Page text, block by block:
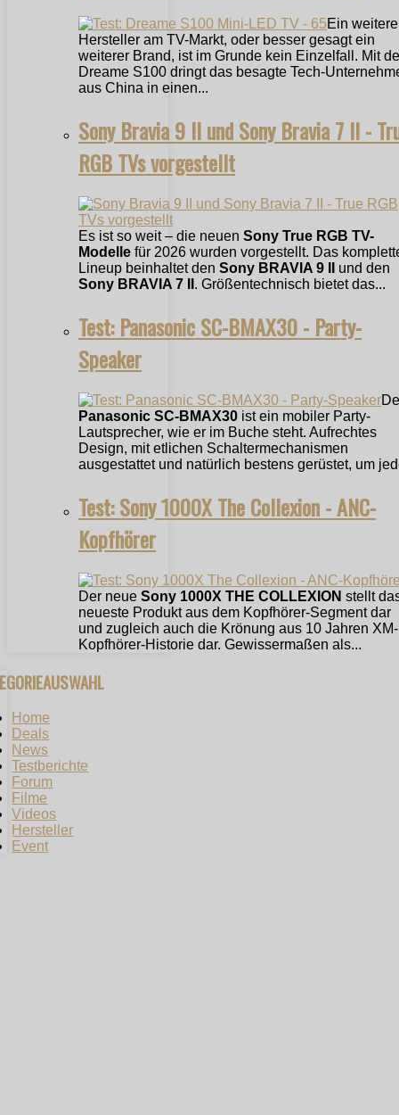
Ein
Hersteller am TV-Markt, oder besser gesagt ein
weiterer Brand, ist im Grunde kein Einzelfall. Mit
Dreame S100 dringt das besagte Tech-
aus China in einen...
Sony Bravia 9 II und Sony Bravia 7 II -
RGB TVs vorgestellt
Es ist so weit – die neuen Sony True RGB TV-
Modelle für 2026 wurden vorgestellt. Das
Lineup beinhaltet den Sony BRAVIA 9 II
und den
Sony BRAVIA 7 II . Größentechnisch bietet das...
Test: Panasonic SC-BMAX30 - Party-
Speaker
Panasonic SC-BMAX30 ist ein mobiler Party-
Lautsprecher, wie er im Buche steht. Aufrechtes
Design, mit etlichen Schaltermechanismen
ausgestattet und natürlich bestens gerüstet, um
Test: Sony 1000X The Collexion - ANC-
Kopfhörer
Der neue Sony 1000X THE COLLEXION stellt
neueste Produkt aus dem Kopfhörer-Segment dar
und zugleich auch die Krönung aus 10 Jahren XM-
Kopfhörer-Historie dar. Gewissermaßen als...
Home
Deals
News
Testberichte
Forum
Filme
Videos
Hersteller
Event